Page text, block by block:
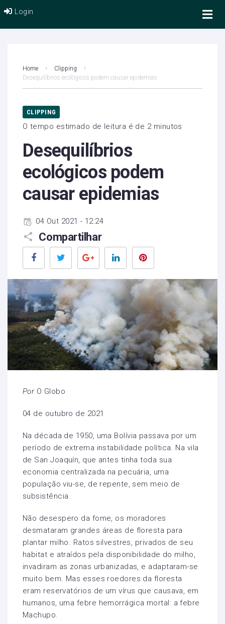
Login
Home
Clipping
Desequilíbrios ecológicos podem causar epidemias
CLIPPING
O tempo estimado de leitura é de 2 minutos
Desequilíbrios
ecológicos podem
causar epidemias
04 Out 2021 - 12:24
Compartilhar
Facebook Twitter Google+ LinkedIn
Por O Globo
04 de outubro de 2021
Na década de 1950, uma Bolívia passava por um
período de extrema instabilidade política. Na vila
de San Joaquín, que antes tinha toda sua
economia centralizada na pecuária, uma
população viu-se, de repente, sem meio de
subsistência.
Não desespero da fome, os moradores
desmataram grandes áreas de floresta para
plantar milho. Ratos silvestres, privados de seu
habitat e atraídos pela disponibilidade do milho,
invadiram as zonas urbanizadas, e adaptaram-se
muito bem. Mas esses roedores da floresta
eram reservatórios de um vírus que causava, em
humanos, uma febre hemorrágica mortal: a febre
Machupo.